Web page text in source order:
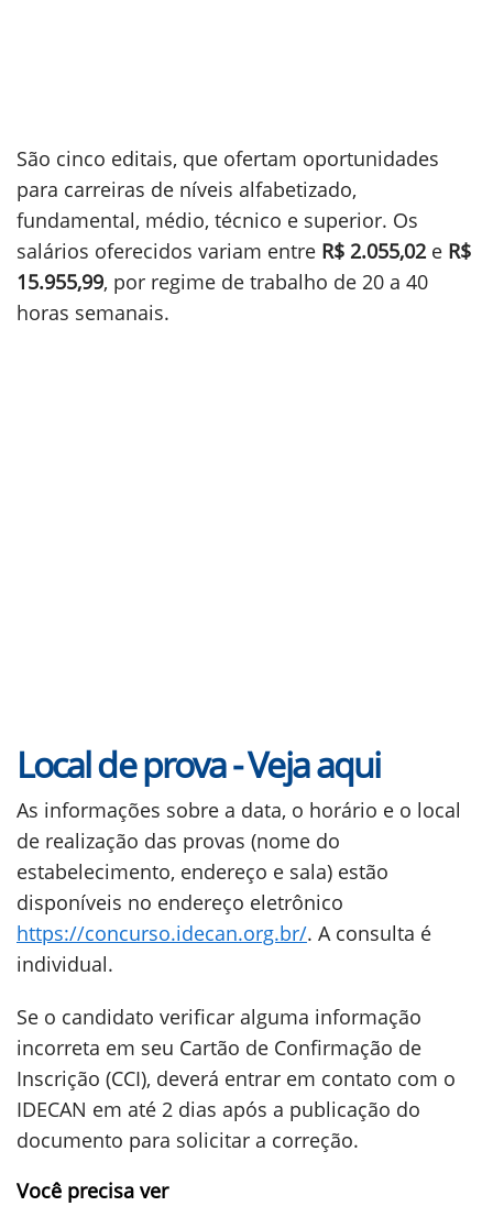
São cinco editais, que ofertam oportunidades
para carreiras de níveis alfabetizado,
fundamental, médio, técnico e superior. Os
salários oferecidos variam entre R$ 2.055,02 e R$
15.955,99, por regime de trabalho de 20 a 40
horas semanais.
Local de prova - Veja aqui
As informações sobre a data, o horário e o local
de realização das provas (nome do
estabelecimento, endereço e sala) estão
disponíveis no endereço eletrônico
https://concurso.idecan.org.br/. A consulta é
individual.
Se o candidato verificar alguma informação
incorreta em seu Cartão de Confirmação de
Inscrição (CCI), deverá entrar em contato com o
IDECAN em até 2 dias após a publicação do
documento para solicitar a correção.
Você precisa ver